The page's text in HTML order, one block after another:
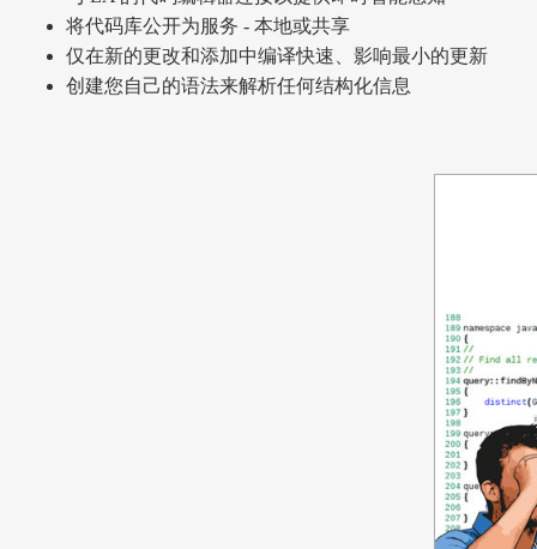
将代码库公开为服务 - 本地或共享
仅在新的更改和添加中编译快速、影响最小的更新
创建您自己的语法来解析任何结构化信息